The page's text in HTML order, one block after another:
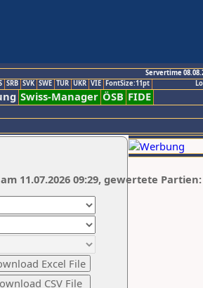
Servertime
SRB SVK SWE TUR UKR VIE FontSize:11pt
Swiss-Manager ÖSB FIDE
11.07.2026 09:29, gewertete Partien: